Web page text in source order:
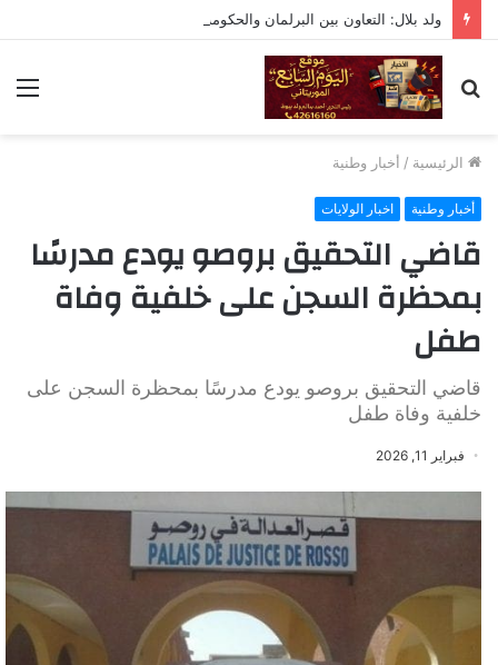
بحث
عن
الرئيسية / أخبار وطنية
أخبار وطنية اخبار الولايات
قاضي التحقيق بروصو يودع مدرسًا
بمحظرة السجن على خلفية وفاة
طفل
قاضي التحقيق بروصو يودع مدرسًا بمحظرة السجن على
خلفية وفاة طفل
فبراير 11, 2026